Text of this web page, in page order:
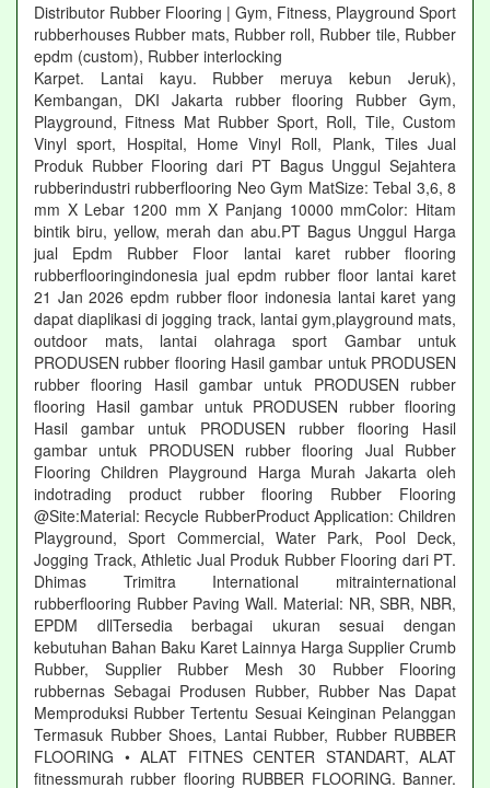
Distributor Rubber Flooring | Gym, Fitness, Playground Sport
rubberhouses Rubber mats, Rubber roll, Rubber tile, Rubber
epdm (custom), Rubber interlocking
Karpet. Lantai kayu. Rubber meruya kebun Jeruk),
Kembangan, DKI Jakarta rubber flooring Rubber Gym,
Playground, Fitness Mat Rubber Sport, Roll, Tile, Custom
Vinyl sport, Hospital, Home Vinyl Roll, Plank, Tiles Jual
Produk Rubber Flooring dari PT Bagus Unggul Sejahtera
rubberindustri rubberflooring Neo Gym MatSize: Tebal 3,6, 8
mm X Lebar 1200 mm X Panjang 10000 mmColor: Hitam
bintik biru, yellow, merah dan abu.PT Bagus Unggul Harga
jual Epdm Rubber Floor lantai karet rubber flooring
rubberflooringindonesia jual epdm rubber floor lantai karet
21 Jan 2026 epdm rubber floor indonesia lantai karet yang
dapat diaplikasi di jogging track, lantai gym,playground mats,
outdoor mats, lantai olahraga sport Gambar untuk
PRODUSEN rubber flooring Hasil gambar untuk PRODUSEN
rubber flooring Hasil gambar untuk PRODUSEN rubber
flooring Hasil gambar untuk PRODUSEN rubber flooring
Hasil gambar untuk PRODUSEN rubber flooring Hasil
gambar untuk PRODUSEN rubber flooring Jual Rubber
Flooring Children Playground Harga Murah Jakarta oleh
indotrading product rubber flooring Rubber Flooring
@Site:Material: Recycle RubberProduct Application: Children
Playground, Sport Commercial, Water Park, Pool Deck,
Jogging Track, Athletic Jual Produk Rubber Flooring dari PT.
Dhimas Trimitra International mitrainternational
rubberflooring Rubber Paving Wall. Material: NR, SBR, NBR,
EPDM dllTersedia berbagai ukuran sesuai dengan
kebutuhan Bahan Baku Karet Lainnya Harga Supplier Crumb
Rubber, Supplier Rubber Mesh 30 Rubber Flooring
rubbernas Sebagai Produsen Rubber, Rubber Nas Dapat
Memproduksi Rubber Tertentu Sesuai Keinginan Pelanggan
Termasuk Rubber Shoes, Lantai Rubber, Rubber RUBBER
FLOORING • ALAT FITNES CENTER STANDART, ALAT
fitnessmurah rubber flooring RUBBER FLOORING. Banner.